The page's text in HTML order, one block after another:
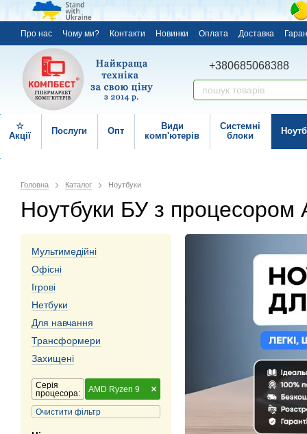
Про нас Чому ми? Контакти Новинки Оплата Доставка
+380685068388
☆
Акції
Послуги Опт
Види
комп'ютерів
Системні
блоки
Головна Каталог Ноутбуки
Ноутбуки БУ з процесором
Мультимедійні
Офісні
Ігрові
Нетбуки
Для навчання
Трансформери
Захищені
Серія
процесора:
AMD Ryzen 9
Очистити фільтр